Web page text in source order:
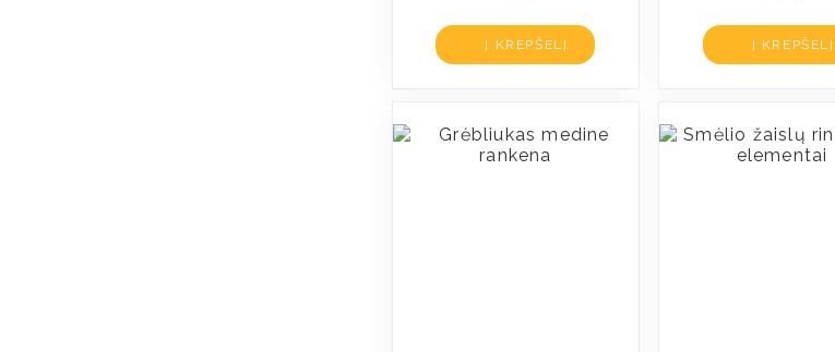
Į KREPŠELĮ Į KREPŠELĮ